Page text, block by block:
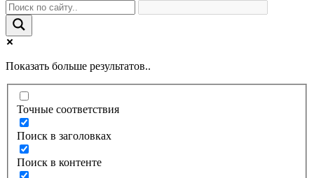
Показать больше результатов..
Точные соответствия
Поиск в заголовках
Поиск в контенте